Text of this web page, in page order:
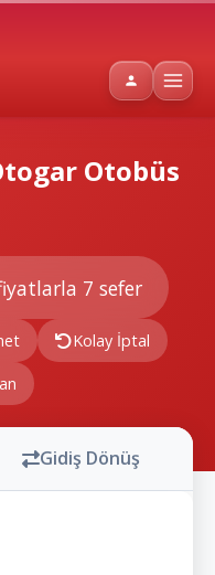
Otobüs
7 sefer
Kolay İptal
Gidiş Dönüş